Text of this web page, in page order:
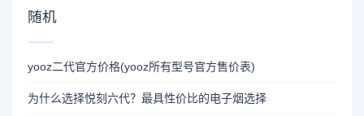
随机
yooz二代官方价格(yooz所有型号官方售价表)
为什么选择悦刻六代？最具性价比的电子烟选择